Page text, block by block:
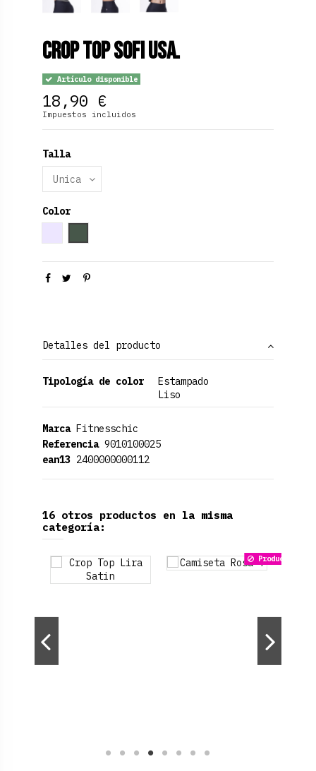
Crop Top Sofi USA.
Artículo disponible
18,90 €
Impuestos incluidos
Talla
Color
Detalles del producto
Tipología de color
Estampado
Liso
Marca Fitnesschic
Referencia 9010100025
ean13 2400000000112
16 otros productos en la misma
categoría:
Producto